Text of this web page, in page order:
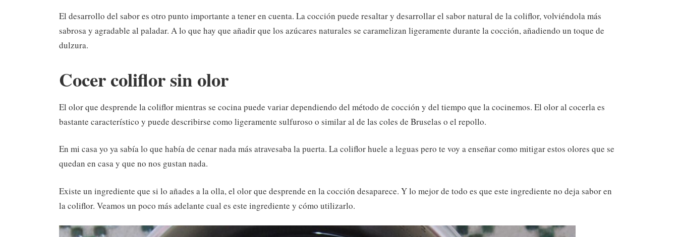
El desarrollo del sabor es otro punto importante a tener en cuenta. La cocción puede resaltar y desarrollar el sabor natural de la coliflor, volviéndola más
sabrosa y agradable al paladar. A lo que hay que añadir que los azúcares naturales se caramelizan ligeramente durante la cocción, añadiendo un toque de
dulzura.
Cocer coliflor sin olor
El olor que desprende la coliflor mientras se cocina puede variar dependiendo del método de cocción y del tiempo que la cocinemos. El olor al cocerla es
bastante característico y puede describirse como ligeramente sulfuroso o similar al de las coles de Bruselas o el repollo.
En mi casa yo ya sabía lo que había de cenar nada más atravesaba la puerta. La coliflor huele a leguas pero te voy a enseñar como mitigar estos olores que se
quedan en casa y que no nos gustan nada.
Existe un ingrediente que si lo añades a la olla, el olor que desprende en la cocción desaparece. Y lo mejor de todo es que este ingrediente no deja sabor en
la coliflor. Veamos un poco más adelante cual es este ingrediente y cómo utilizarlo.